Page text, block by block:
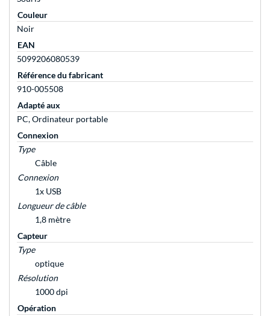
Couleur
Noir
EAN
5099206080539
Référence du fabricant
910-005508
Adapté aux
PC, Ordinateur portable
Connexion
Type
Câble
Connexion
1x USB
Longueur de câble
1,8 mètre
Capteur
Type
optique
Résolution
1000 dpi
Opération